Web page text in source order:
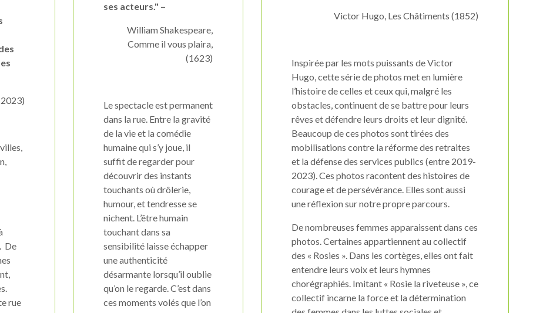
De
rue
ses acteurs." –
William Shakespeare,
Comme il vous plaira,
(1623)
Le spectacle est permanent
dans la rue. Entre la gravité
de la vie et la comédie
humaine qui s’y joue, il
suffit de regarder pour
découvrir des instants
touchants où drôlerie,
humour, et tendresse se
nichent. L’être humain
touchant dans sa
sensibilité laisse échapper
une authenticité
désarmante lorsqu’il oublie
qu’on le regarde. C’est dans
ces moments volés que l’on
Victor Hugo, Les Châtiments (1852)
Inspirée par les mots puissants de Victor
Hugo, cette série de photos met en lumière
l’histoire de celles et ceux qui, malgré les
obstacles, continuent de se battre pour leurs
rêves et défendre leurs droits et leur dignité.
Beaucoup de ces photos sont tirées des
mobilisations contre la réforme des retraites
et la défense des services publics (entre 2019-
2023). Ces photos racontent des histoires de
courage et de persévérance. Elles sont aussi
une réflexion sur notre propre parcours.
De nombreuses femmes apparaissent dans ces
photos. Certaines appartiennent au collectif
des « Rosies ». Dans les cortèges, elles ont fait
entendre leurs voix et leurs hymnes
chorégraphiés. Imitant « Rosie la riveteuse », ce
collectif incarne la force et la détermination